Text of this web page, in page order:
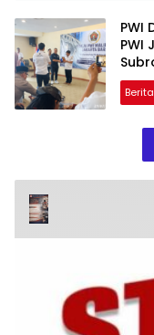
Kompetensi.
PWI
PWI
Berita